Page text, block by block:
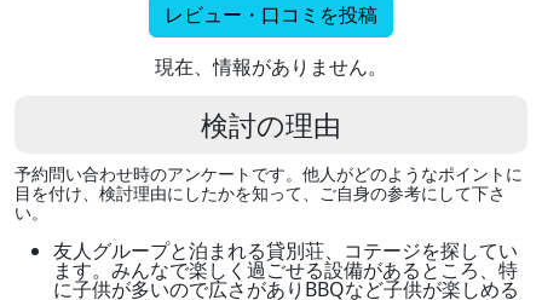
レビュー・口コミを投稿
現在、情報がありません。
検討の理由
予約問い合わせ時のアンケートです。他人がどのようなポイントに
目を付け、検討理由にしたかを知って、ご自身の参考にして下さ
い。
友人グループと泊まれる貸別荘、コテージを探してい
ます。みんなで楽しく過ごせる設備があるところ、特
に子供が多いので広さがありBBQなど子供が楽しめる